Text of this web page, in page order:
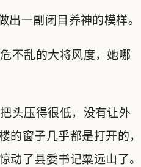
一副闭目养神的模样。
不乱的大将风度，她哪
头压得很低，没有让外
的窗子几乎都是打开的，
了县委书记粟远山了。